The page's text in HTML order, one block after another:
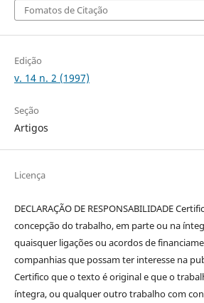
Fomatos de Citação
Edição
v. 14 n. 2 (1997)
Seção
Artigos
Licença
DECLARAÇÃO DE RESPONSABILIDADE
concepção do trabalho, em parte ou na
quaisquer ligações ou acordos de
companhias que possam ter interesse na
Certifico que o texto é original e que o
íntegra, ou qualquer outro trabalho com